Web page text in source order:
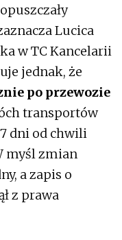
Lucica
w TC Kancelarii
jednak, że
po przewozie
transportów
dni od chwili
myśl zmian
a zapis o
z prawa